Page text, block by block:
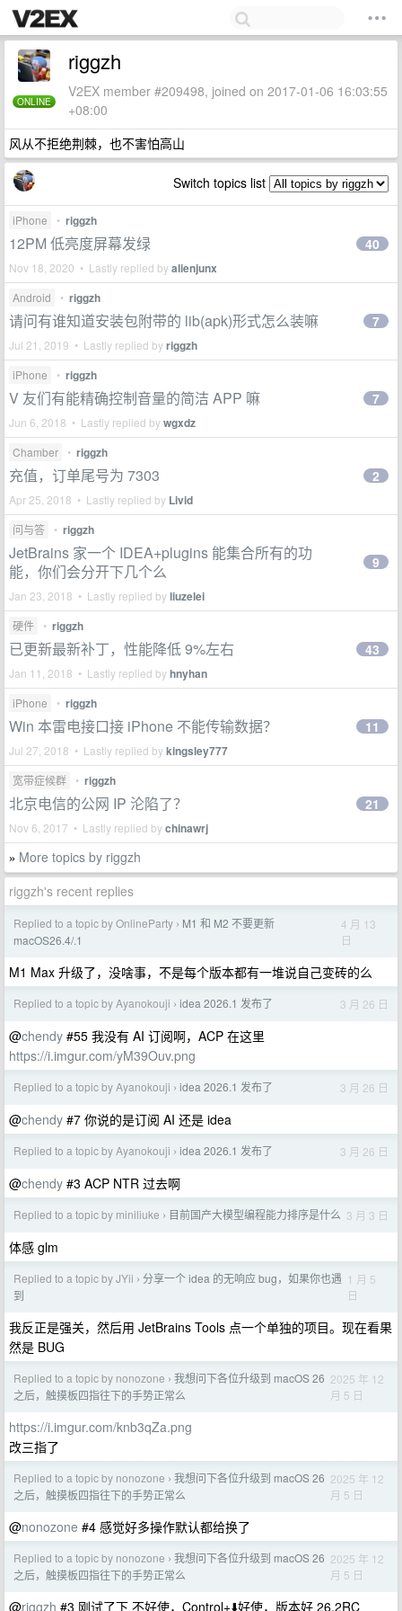
ONLINE
riggzh
V2EX member #209498, joined on 2017-01-06 16:03:55
+08:00
风从不拒绝荆棘，也不害怕高山
Switch topics list
iPhone • riggzh
12PM 低亮度屏幕发绿
Nov 18, 2020 • Lastly replied byalienjunx
40
Android • riggzh
请问有谁知道安装包附带的 lib(apk)形式怎么装嘛
Jul 21, 2019 • Lastly replied byriggzh
7
iPhone • riggzh
V 友们有能精确控制音量的简洁 APP 嘛
Jun 6, 2018 • Lastly replied bywgxdz
7
Chamber • riggzh
充值，订单尾号为 7303
Apr 25, 2018 • Lastly replied by Livid
2
问与答 • riggzh
JetBrains 家一个 IDEA+plugins 能集合所有的功
能，你们会分开下几个么
Jan 23, 2018 • Lastly replied byliuzelei
9
硬件 • riggzh
已更新最新补丁，性能降低 9%左右
Jan 11, 2018 • Lastly replied byhnyhan
43
iPhone • riggzh
Win 本雷电接口接 iPhone 不能传输数据？
Jul 27, 2018 • Lastly replied bykingsley777
11
宽带症候群 • riggzh
北京电信的公网 IP 沦陷了？
Nov 6, 2017 • Lastly replied bychinawrj
21
» More topics by riggzh
riggzh's recent replies
Replied to a topic by OnlineParty › M1 和 M2 不要更新
macOS26.4/.1
4 月 13
日
M1 Max 升级了，没啥事，不是每个版本都有一堆说自己变砖的么
Replied to a topic by Ayanokouji › idea 2026.1 发布了 3 月 26 日
@chendy #55 我没有 AI 订阅啊，ACP 在这里
https://i.imgur.com/yM39Ouv.png
Replied to a topic by Ayanokouji › idea 2026.1 发布了 3 月 26 日
@chendy #7 你说的是订阅 AI 还是 idea
Replied to a topic by Ayanokouji › idea 2026.1 发布了 3 月 26 日
@chendy #3 ACP NTR 过去啊
Replied to a topic by miniliuke › 目前国产大模型编程能力排序是什么 3 月 3 日
体感 glm
Replied to a topic by JYii › 分享一个 idea 的无响应 bug，如果你也遇
到
1 月 5
日
我反正是强关，然后用 JetBrains Tools 点一个单独的项目。现在看果
然是 BUG
Replied to a topic by nonozone › 我想问下各位升级到 macOS 26
之后，触摸板四指往下的手势正常么
2025 年 12
月 5 日
https://i.imgur.com/knb3qZa.png
改三指了
Replied to a topic by nonozone › 我想问下各位升级到 macOS 26
之后，触摸板四指往下的手势正常么
2025 年 12
月 5 日
@nonozone #4 感觉好多操作默认都给换了
Replied to a topic by nonozone › 我想问下各位升级到 macOS 26
之后，触摸板四指往下的手势正常么
2025 年 12
月 5 日
@riggzh #3 刚试了下 不好使，Control+⬇️好使，版本好 26.2RC